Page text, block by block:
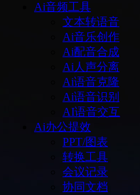
Ai音频工具
文本转语音
Ai音乐创作
Ai配音合成
Ai人声分离
Ai语音克隆
Ai语音识别
AI语音交互
Ai办公提效
PPT/图表
转换工具
会议记录
协同文档